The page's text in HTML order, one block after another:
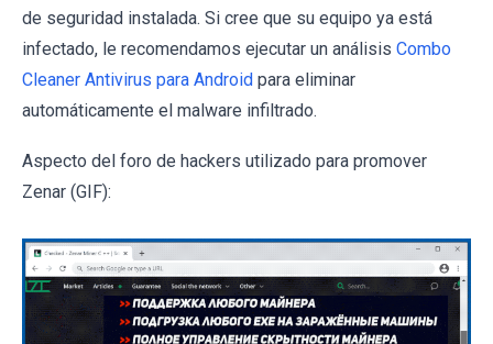
de seguridad instalada. Si cree que su equipo ya está
infectado, le recomendamos ejecutar un análisis Combo
Cleaner Antivirus para Android para eliminar
automáticamente el malware infiltrado.
Aspecto del foro de hackers utilizado para promover
Zenar (GIF):